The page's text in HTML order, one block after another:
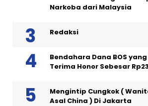
Narkoba dari Malaysia
Redaksi
Bendahara Dana BOS
Terima Honor Sebesar
Mengintip Cungkok (
Asal China ) Di Jakarta